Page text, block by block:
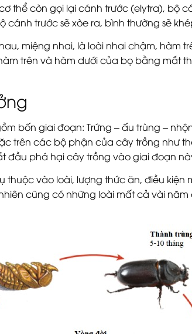
thể còn gọi lại cánh trước (elytra), bộ
cánh trước sẽ xòe ra, bình thường sẽ
miệng nhai, là loài nhai chậm, hàm
trên và hàm dưới của bọ bằng mắt
bốn giai đoạn: Trứng – ấu trùng –
trên các bộ phận của cây trồng như
đầu phá hại cây trồng vào giai đoạn
vào loài, lượng thức ăn, điều kiện
cũng có những loài mất cả vài